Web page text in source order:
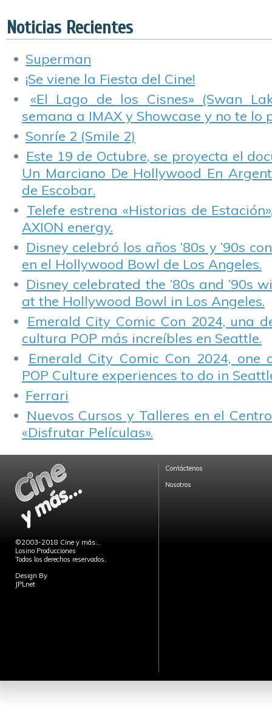
Noticias Recientes
Superman
¡Se viene la Fiesta del Cine!
«El Lago de los Cisnes» (Swan
semana a IMAX y Showcase y no te lo
Sonríe 2 (Smile 2)
Este 19 de Octubre, se proyecta el
Un Marciano De Hollywood En
de Escobar.
Telefe estrena «Historias de
AXION energy.
Disney celebró los años ’80s y ’90s
en el Hollywood Bowl de Los Angeles.
Disney celebrated the ’80s and ’90s
at the Hollywood Bowl in Los Angeles.
Emerald City Comic Con 2024, una
cultura POP más increíbles en Seattle.
Emerald City Comic Con 2024,
POP Culture experiences to do in
Ferrari
Nuevos Cursos y Talleres en el
«Disfrutar Películas».
©2003-2018 Cine y más...
Losino Producciones
Todos los derechos reservados.
Design By
JPLnet
Contáctenos
Nosotros